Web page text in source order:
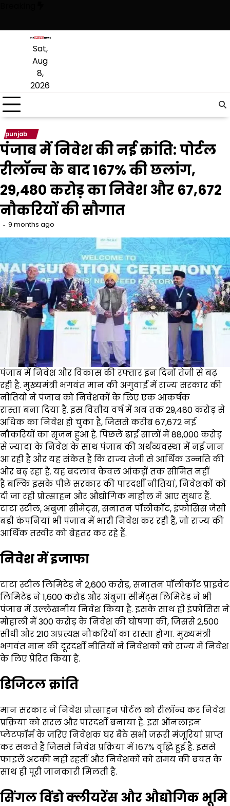
content
Sat,
Aug
8,
2026
punjab
पंजाब में निवेश की नई क्रांति: पोर्टल
रीलॉन्च के बाद 167% की छलांग,
₹29,480 करोड़ का निवेश और 67,672
नौकरियों की सौगात
9 months ago
पंजाब में निवेश और विकास की रफ्तार इन दिनों तेजी से बढ़
रही है. मुख्यमंत्री भगवंत मान की अगुवाई में राज्य सरकार की
नीतियों ने पंजाब को निवेशकों के लिए एक आकर्षक
रास्ता बना दिया है. इस वित्तीय वर्ष में अब तक ₹29,480 करोड़ से
अधिक का निवेश हो चुका है, जिससे करीब 67,672 नई
नौकरियों का सृजन हुआ है. पिछले ढाई सालों में ₹88,000 करोड़
से ज्यादा के निवेश के साथ पंजाब की अर्थव्यवस्था में नई जान
आ रही है और यह संकेत है कि राज्य तेजी से आर्थिक उन्नति की
ओर बढ़ रहा है. यह बदलाव केवल आंकड़ों तक सीमित नहीं
है बल्कि इसके पीछे सरकार की पारदर्शी नीतियां, निवेशकों को
दी जा रही प्रोत्साहन और औद्योगिक माहौल में आए सुधार हैं.
टाटा स्टील, अंबुजा सीमेंट्स, सनातन पॉलीकॉट, इंफोसिस जैसी
बड़ी कंपनियां भी पंजाब में भारी निवेश कर रही हैं, जो राज्य की
आर्थिक तस्वीर को बेहतर कर रहे हैं.
निवेश में इजाफा
टाटा स्टील लिमिटेड ने ₹2,600 करोड़, सनातन पॉलीकॉट प्राइवेट
लिमिटेड ने ₹1,600 करोड़ और अंबुजा सीमेंट्स लिमिटेड ने भी
पंजाब में उल्लेखनीय निवेश किया है. इसके साथ ही इंफोसिस ने
मोहाली में ₹300 करोड़ के निवेश की घोषणा की, जिससे 2,500
सीधी और 210 अप्रत्यक्ष नौकरियों का रास्ता होगा. मुख्यमंत्री
भगवंत मान की दूरदर्शी नीतियों ने निवेशकों को राज्य में निवेश
के लिए प्रेरित किया है.
डिजिटल क्रांति
मान सरकार ने निवेश प्रोत्साहन पोर्टल को रीलॉन्च कर निवेश
प्रक्रिया को सरल और पारदर्शी बनाया है. इस ऑनलाइन
प्लेटफॉर्म के जरिए निवेशक घर बैठे सभी जरूरी मंजूरियां प्राप्त
कर सकते हैं जिससे निवेश प्रक्रिया में 167% वृद्धि हुई है. इससे
फाइलें अटकी नहीं रहतीं और निवेशकों को समय की बचत के
साथ ही पूरी जानकारी मिलती है.
सिंगल विंडो क्लीयरेंस और औद्योगिक भूमि